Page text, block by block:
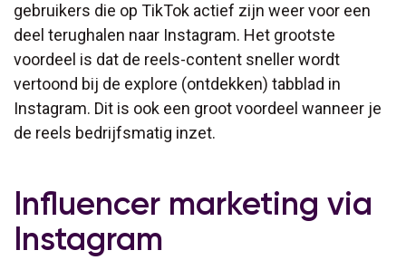
gebruikers die op TikTok actief zijn weer voor een
deel terughalen naar Instagram. Het grootste
voordeel is dat de reels-content sneller wordt
vertoond bij de explore (ontdekken) tabblad in
Instagram. Dit is ook een groot voordeel wanneer je
de reels bedrijfsmatig inzet.
Influencer marketing via
Instagram